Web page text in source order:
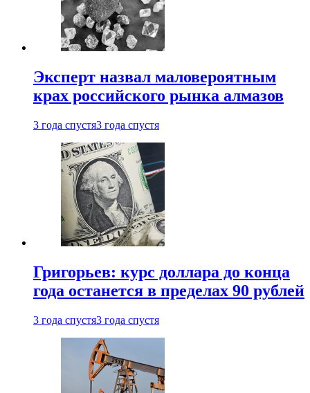
Эксперт назвал маловероятным
крах российского рынка алмазов
3 года спустя3 года спустя
Григорьев: курс доллара до конца
года останется в пределах 90 рублей
3 года спустя3 года спустя